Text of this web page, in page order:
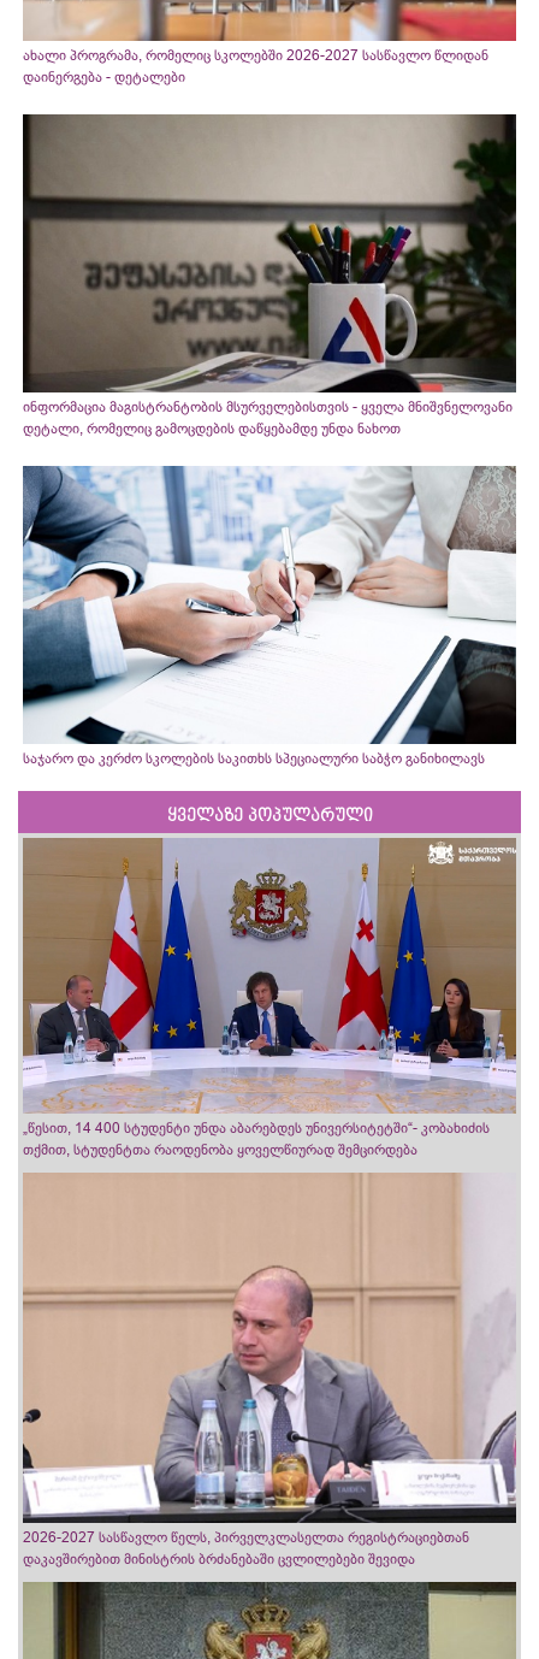
ახალი პროგრამა, რომელიც სკოლებში 2026-2027 სასწავლო წლიდან
დაინერგება - დეტალები
ინფორმაცია მაგისტრანტობის მსურველებისთვის - ყველა მნიშვნელოვანი
დეტალი, რომელიც გამოცდების დაწყებამდე უნდა ნახოთ
საჯარო და კერძო სკოლების საკითხს სპეციალური საბჭო განიხილავს
ყველაზე პოპულარული
„წესით, 14 400 სტუდენტი უნდა აბარებდეს უნივერსიტეტში“- კობახიძის
თქმით, სტუდენტთა რაოდენობა ყოველწიურად შემცირდება
2026-2027 სასწავლო წელს, პირველკლასელთა რეგისტრაციებთან
დაკავშირებით მინისტრის ბრძანებაში ცვლილებები შევიდა